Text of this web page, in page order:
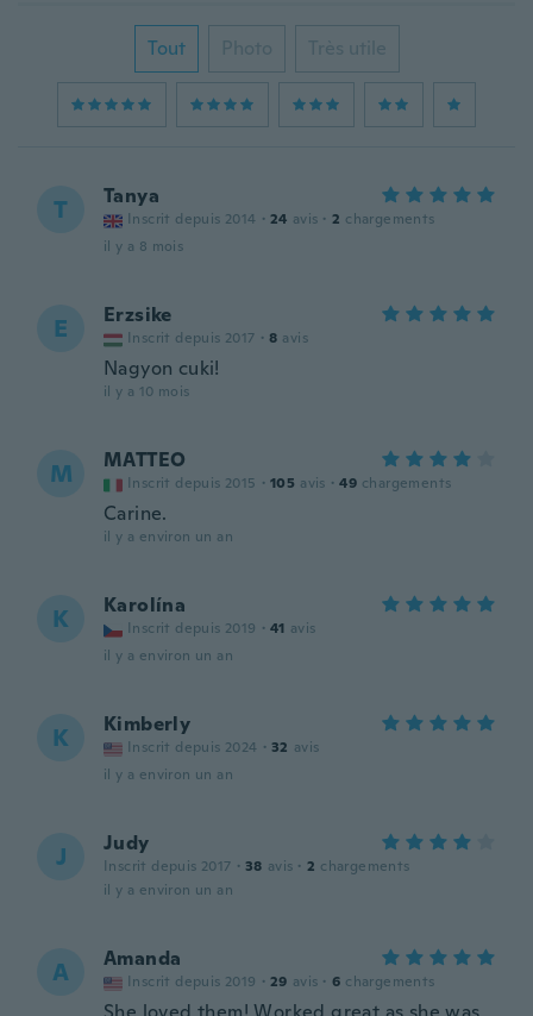
Tout Photo Très utile
T Tanya
Inscrit depuis 2014 · 24 avis · 2 chargements
il y a 8 mois
E Erzsike
Inscrit depuis 2017 · 8 avis
Nagyon cuki!
il y a 10 mois
M MATTEO
Inscrit depuis 2015 · 105 avis · 49 chargements
Carine.
il y a environ un an
K Karolína
Inscrit depuis 2019 · 41 avis
il y a environ un an
K Kimberly
Inscrit depuis 2024 · 32 avis
il y a environ un an
J Judy
Inscrit depuis 2017 · 38 avis · 2 chargements
il y a environ un an
A Amanda
Inscrit depuis 2019 · 29 avis · 6 chargements